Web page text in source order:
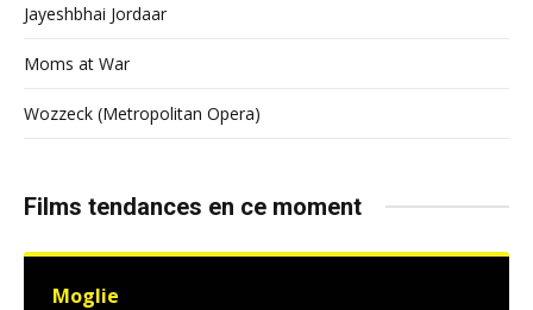
Jayeshbhai Jordaar
Moms at War
Wozzeck (Metropolitan Opera)
Films tendances en ce moment
Moglie